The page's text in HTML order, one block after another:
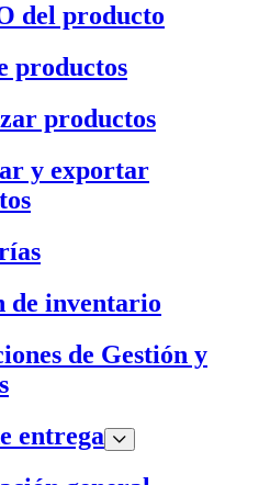
del producto
productos
productos
y exportar
de inventario
de Gestión y
entrega